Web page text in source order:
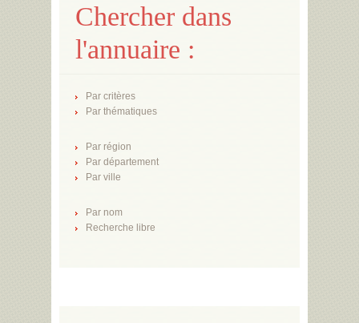
Chercher dans
l'annuaire :
Par critères
Par thématiques
Par région
Par département
Par ville
Par nom
Recherche libre